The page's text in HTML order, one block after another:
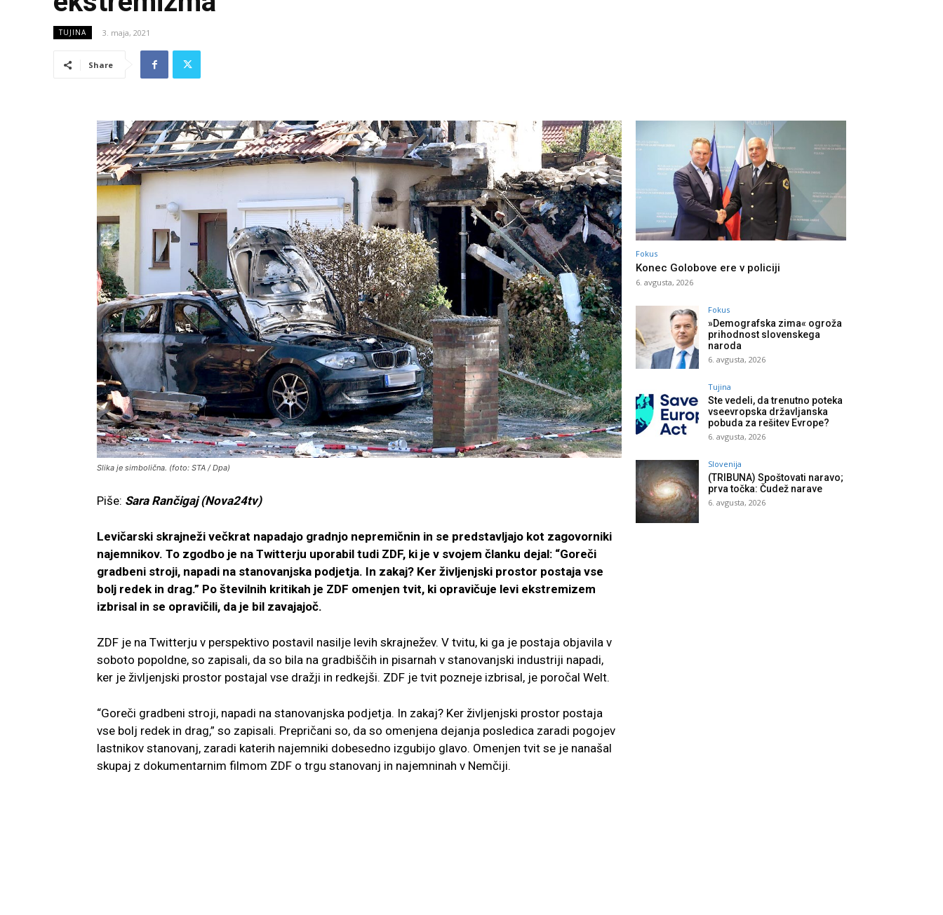
TUJINA 3. maja, 2021
Share
Slika je simbolična. (foto: STA / Dpa)
Piše: Sara Rančigaj (Nova24tv)
Levičarski skrajneži večkrat napadajo gradnjo nepremičnin in se predstavljajo kot zagovorniki
najemnikov. To zgodbo je na Twitterju uporabil tudi ZDF, ki je v svojem članku dejal: “Goreči
gradbeni stroji, napadi na stanovanjska podjetja. In zakaj? Ker življenjski prostor postaja vse
bolj redek in drag.” Po številnih kritikah je ZDF omenjen tvit, ki opravičuje levi ekstremizem
izbrisal in se opravičili, da je bil zavajajoč.
ZDF je na Twitterju v perspektivo postavil nasilje levih skrajnežev. V tvitu, ki ga je postaja objavila v
soboto popoldne, so zapisali, da so bila na gradbiščih in pisarnah v stanovanjski industriji napadi,
ker je življenjski prostor postajal vse dražji in redkejši. ZDF je tvit pozneje izbrisal, je poročal Welt.
“Goreči gradbeni stroji, napadi na stanovanjska podjetja. In zakaj? Ker življenjski prostor postaja
vse bolj redek in drag,” so zapisali. Prepričani so, da so omenjena dejanja posledica zaradi pogojev
lastnikov stanovanj, zaradi katerih najemniki dobesedno izgubijo glavo. Omenjen tvit se je nanašal
skupaj z dokumentarnim filmom ZDF o trgu stanovanj in najemninah v Nemčiji.
Fokus
Konec Golobove ere v policiji
6. avgusta, 2026
Fokus
»Demografska zima« ogroža
prihodnost slovenskega
naroda
6. avgusta, 2026
Tujina
Ste vedeli, da trenutno poteka
vseevropska državljanska
pobuda za rešitev Evrope?
6. avgusta, 2026
Slovenija
(TRIBUNA) Spoštovati naravo;
prva točka: Čudež narave
6. avgusta, 2026